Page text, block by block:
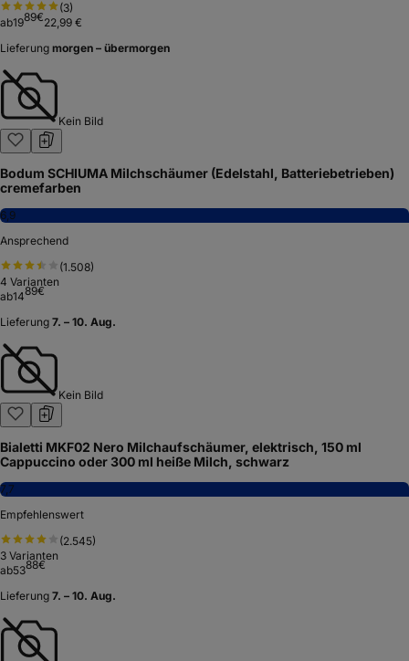
(3)
ab1989€22,99 €
Lieferung morgen – übermorgen
Kein Bild
Bodum SCHIUMA Milchschäumer (Edelstahl, Batteriebetrieben)
cremefarben
6,9
Ansprechend
(1.508)
4 Varianten
ab1489€
Lieferung 7. – 10. Aug.
Kein Bild
Bialetti MKF02 Nero Milchaufschäumer, elektrisch, 150 ml
Cappuccino oder 300 ml heiße Milch, schwarz
7,7
Empfehlenswert
(2.545)
3 Varianten
ab5388€
Lieferung 7. – 10. Aug.